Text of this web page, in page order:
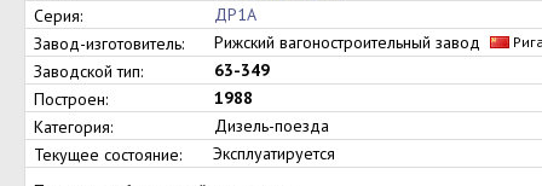
Серия:
ДР1А
Завод-изготовитель:
Рижский вагоностроительный завод
Заводской тип:
63-349
Построен:
1988
Категория:
Дизель-поезда
Текущее состояние:
Эксплуатируется